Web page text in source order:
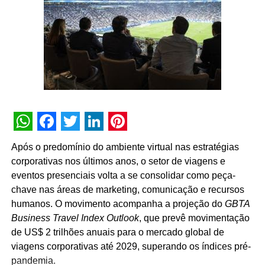
Tradicional árvore de Natal de São Paulo
desembarca pela primeira vez no Complexo
Parque Estaiada
uma nova fase de cooperação e demonstra que o
desenvolvimento do mercado passa, necessariamente,
pela valorização das pessoas que fazem os eventos
acontecerem”, afirma Paulo Ventura, presidente da
UBRAFE.
A iniciativa estabelece uma agenda permanente de
educativas, o compartilhamento de metodologias de
para os pavilhões e a atuação conjunta junto a órgãos
públicos e autoridades reguladoras.
Para Guto Guedes, presidente da ABRACE, “a assinatura
deste acordo representa um avanço importante para as
empresas de cenografia e montagem de estandes e,
principalmente, para os profissionais que atuam na
montagem e na desmontagem dos eventos. Acreditamos
que o fortalecimento do setor passa pela valorização das
WhatsApp
Facebook
Twitter
LinkedIn
Pinterest
Após o predomínio do ambiente virtual nas estratégias
corporativas nos últimos anos, o setor de viagens e
eventos presenciais volta a se consolidar como peça-
chave nas áreas de marketing, comunicação e recursos
humanos. O movimento acompanha a projeção do GBTA
Business Travel Index Outlook, que prevê movimentação
de US$ 2 trilhões anuais para o mercado global de
viagens corporativas até 2029, superando os índices pré-
pandemia.